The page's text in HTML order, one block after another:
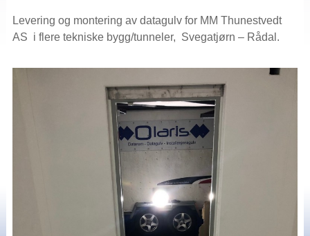
Levering og montering av datagulv for MM Thunestvedt
AS i flere tekniske bygg/tunneler, Svegatjørn – Rådal.